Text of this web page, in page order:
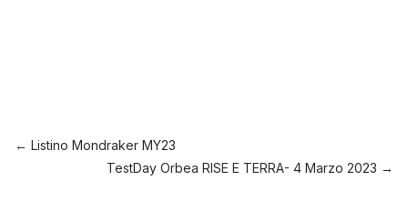
←Listino Mondraker MY23
TestDay Orbea RISE E TERRA- 4 Marzo 2023 →